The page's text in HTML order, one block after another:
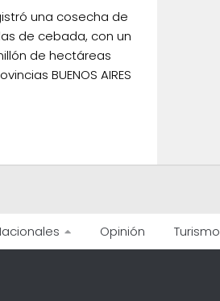
una cosecha de
de cebada, con un
de hectáreas
BUENOS AIRES
Opinión Turismo